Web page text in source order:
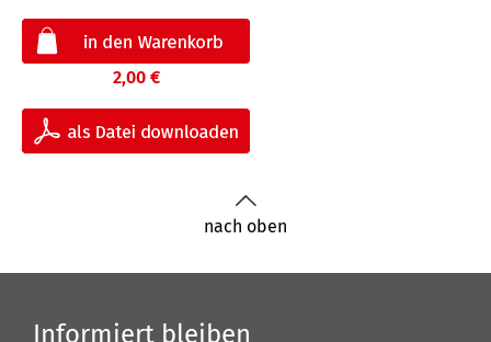
2,00 €
nach oben
Informiert bleiben